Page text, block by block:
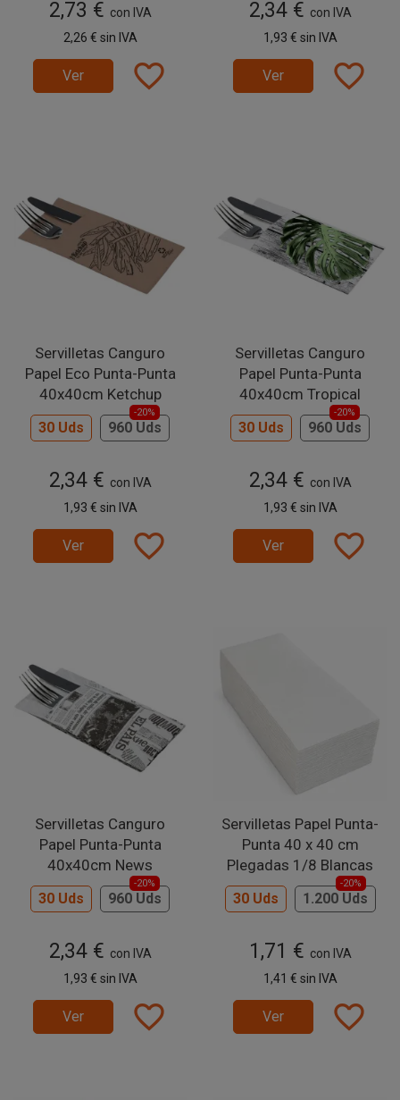
2,73 € con IVA
2,26 € sin IVA
Ver favorite_border
2,34 € con IVA
1,93 € sin IVA
Ver favorite_border
Servilletas Canguro
Papel Eco Punta-Punta
40x40cm Ketchup
30 Uds 960 Uds
-20%
2,34 € con IVA
1,93 € sin IVA
Ver favorite_border
Servilletas Canguro
Papel Punta-Punta
40x40cm Tropical
30 Uds 960 Uds
-20%
2,34 € con IVA
1,93 € sin IVA
Ver favorite_border
Servilletas Canguro
Papel Punta-Punta
40x40cm News
30 Uds 960 Uds
-20%
2,34 € con IVA
1,93 € sin IVA
Ver favorite_border
Servilletas Papel Punta-
Punta 40 x 40 cm
Plegadas 1/8 Blancas
30 Uds 1.200 Uds
-20%
1,71 € con IVA
1,41 € sin IVA
Ver favorite_border